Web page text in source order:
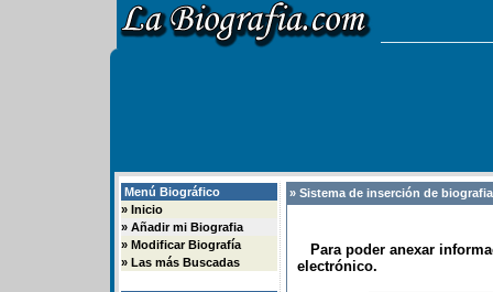
Menú Biográfico
» Inicio
» Añadir mi Biografia
» Modificar Biografía
» Las más Buscadas
» Sistema de inserción de
Para poder anexar
electrónico.